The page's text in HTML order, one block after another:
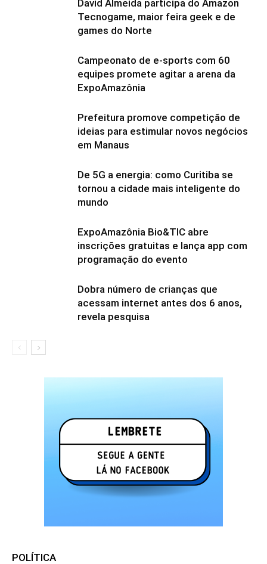
David Almeida participa do Amazon
Tecnogame, maior feira geek e de
games do Norte
Campeonato de e-sports com 60
equipes promete agitar a arena da
ExpoAmazônia
Prefeitura promove competição de
ideias para estimular novos negócios
em Manaus
De 5G a energia: como Curitiba se
tornou a cidade mais inteligente do
mundo
ExpoAmazônia Bio&TIC abre
inscrições gratuitas e lança app com
programação do evento
Dobra número de crianças que
acessam internet antes dos 6 anos,
revela pesquisa
POLÍTICA